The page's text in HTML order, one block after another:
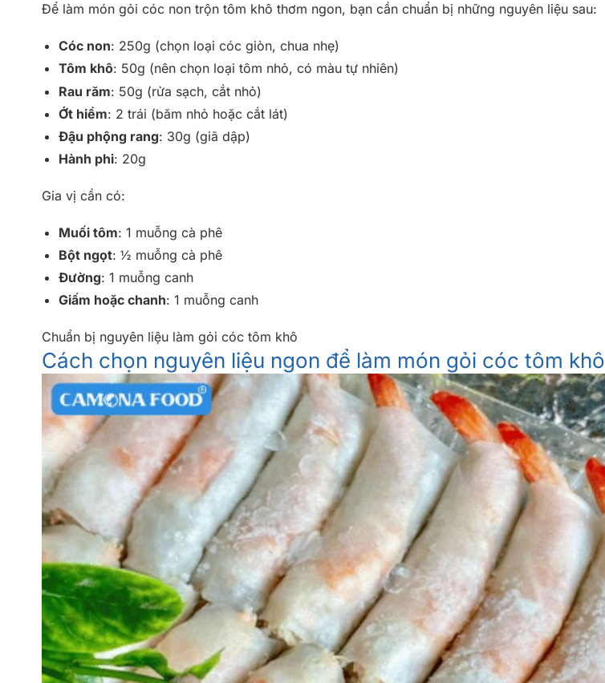
Để làm món gỏi cóc non trộn tôm khô thơm ngon, bạn cần chuẩn bị những nguyên liệu sau:
Cóc non: 250g (chọn loại cóc giòn, chua nhẹ)
Tôm khô: 50g (nên chọn loại tôm nhỏ, có màu tự nhiên)
Rau răm: 50g (rửa sạch, cắt nhỏ)
Ớt hiểm: 2 trái (băm nhỏ hoặc cắt lát)
Đậu phộng rang: 30g (giã dập)
Hành phi: 20g
Gia vị cần có:
Muối tôm: 1 muỗng cà phê
Bột ngọt: ½ muỗng cà phê
Đường: 1 muỗng canh
Giấm hoặc chanh: 1 muỗng canh
Chuẩn bị nguyên liệu làm gỏi cóc tôm khô
Cách chọn nguyên liệu ngon để làm món gỏi cóc tôm khô